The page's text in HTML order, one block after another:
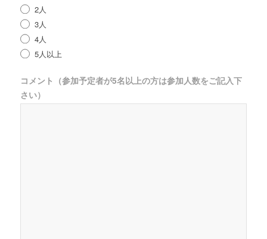
2人
3人
4人
5人以上
コメント（参加予定者が5名以上の方は参加人数をご記入下
さい）